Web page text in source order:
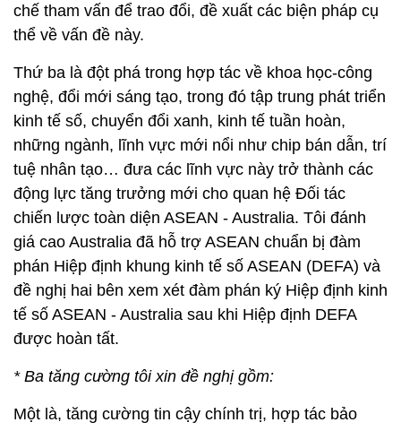
chế tham vấn để trao đổi, đề xuất các biện pháp cụ
thể về vấn đề này.
Thứ ba là đột phá trong hợp tác về khoa học-công
nghệ, đổi mới sáng tạo, trong đó tập trung phát triển
kinh tế số, chuyển đổi xanh, kinh tế tuần hoàn,
những ngành, lĩnh vực mới nổi như chip bán dẫn, trí
tuệ nhân tạo… đưa các lĩnh vực này trở thành các
động lực tăng trưởng mới cho quan hệ Đối tác
chiến lược toàn diện ASEAN - Australia. Tôi đánh
giá cao Australia đã hỗ trợ ASEAN chuẩn bị đàm
phán Hiệp định khung kinh tế số ASEAN (DEFA) và
đề nghị hai bên xem xét đàm phán ký Hiệp định kinh
tế số ASEAN - Australia sau khi Hiệp định DEFA
được hoàn tất.
* Ba tăng cường tôi xin đề nghị gồm:
Một là, tăng cường tin cậy chính trị, hợp tác bảo